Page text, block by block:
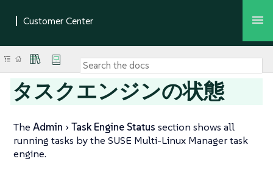
タスクエンジンの状態
The Admin Task Engine Status section shows all
running tasks by the SUSE Multi-Linux Manager task
engine.